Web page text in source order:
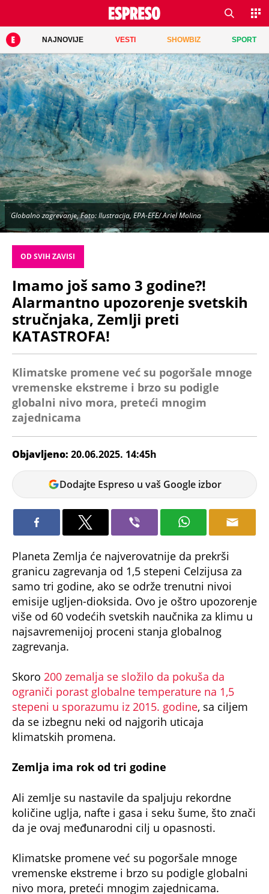
NAJNOVIJE VESTI SHOWBIZ SPORT
Globalno zagrevanje, Foto: Ilustracija, EPA-EFE/ Ariel Molina
OD SVIH ZAVISI
Imamo još samo 3 godine?!
Alarmantno upozorenje svetskih
stručnjaka, Zemlji preti
KATASTROFA!
Klimatske promene već su pogoršale mnoge
vremenske ekstreme i brzo su podigle
globalni nivo mora, preteći mnogim
zajednicama
Objavljeno: 20.06.2025. 14:45h
Tamara
DragićevićDodajte Espreso u vaš Google izbor
Planeta Zemlja će najverovatnije da prekrši
granicu zagrevanja od 1,5 stepeni Celzijusa za
samo tri godine, ako se održe trenutni nivoi
emisije ugljen-dioksida. Ovo je oštro upozorenje
više od 60 vodećih svetskih naučnika za klimu u
najsavremenijoj proceni stanja globalnog
zagrevanja.
Skoro 200 zemalja se složilo da pokuša da
ograniči porast globalne temperature na 1,5
stepeni u sporazumu iz 2015. godine, sa ciljem
da se izbegnu neki od najgorih uticaja
klimatskih promena.
Zemlja ima rok od tri godine
Ali zemlje su nastavile da spaljuju rekordne
količine uglja, nafte i gasa i seku šume, što znači
da je ovaj međunarodni cilj u opasnosti.
Klimatske promene već su pogoršale mnoge
vremenske ekstreme i brzo su podigle globalni
nivo mora, preteći mnogim zajednicama.